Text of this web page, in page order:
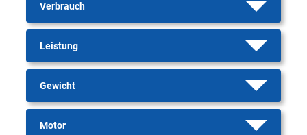
Verbrauch
Leistung
Gewicht
Motor